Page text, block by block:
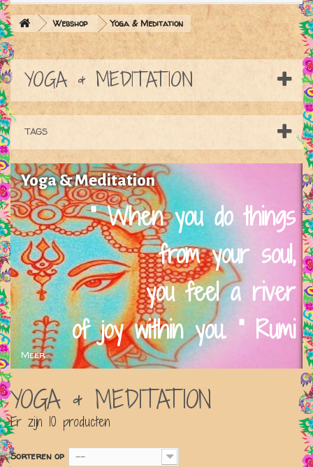
Webshop Yoga & Meditation
YOGA & MEDITATION
TAGS
Yoga & Meditation
" When you do things
from your soul,
you feel a river
of joy within you. " Rumi
Meer
YOGA & MEDITATION
Er zijn 10 producten
Sorteren op --